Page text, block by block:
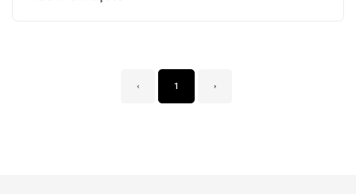
‹ 1 ›